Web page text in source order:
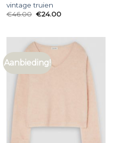
vintage truien
€46.00 €24.00
Aanbieding!